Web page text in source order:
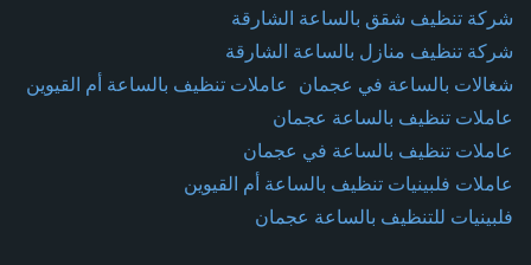
شركة تنظيف شقق بالساعة الشارقة
شركة تنظيف منازل بالساعة الشارقة
شغالات بالساعة في عجمان عاملات تنظيف بالساعة أم القيوين
عاملات تنظيف بالساعة عجمان
عاملات تنظيف بالساعة في عجمان
عاملات فلبينيات تنظيف بالساعة أم القيوين
فلبينيات للتنظيف بالساعة عجمان